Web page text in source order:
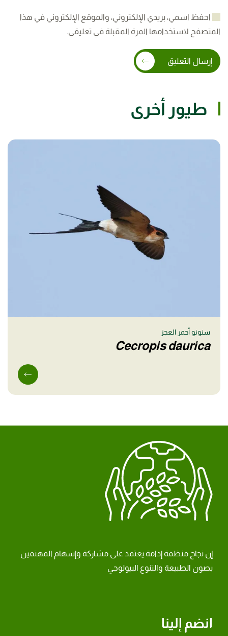
احفظ اسمي، بريدي الإلكتروني، والموقع الإلكتروني في هذا
المتصفح لاستخدامها المرة المقبلة في تعليقي.
إرسال التعليق
طيور أخرى
سنونو أحمر العجز
Cecropis daurica
انضم إلينا
إن نجاح منظمة إدامة يعتمد على مشاركة وإسهام المهتمين
بصون الطبيعة والتنوع البيولوجي